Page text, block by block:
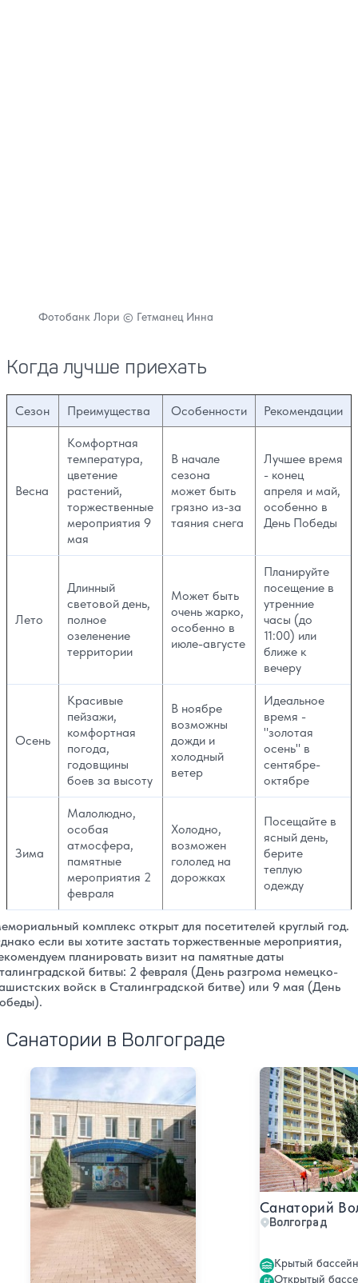
Фотобанк Лори © Гетманец Инна
Когда лучше приехать
Сезон Преимущества Особенности Рекомендации
Весна
Комфортная
температура,
цветение
растений,
торжественные
мероприятия 9
мая
В начале
сезона
может быть
грязно из-за
таяния снега
Лучшее время
- конец
апреля и май,
особенно в
День Победы
Лето
Длинный
световой день,
полное
озеленение
территории
Может быть
очень жарко,
особенно в
июле-августе
Планируйте
посещение в
утренние
часы (до
11:00) или
ближе к
вечеру
Осень
Красивые
пейзажи,
комфортная
погода,
годовщины
боев за высоту
В ноябре
возможны
дожди и
холодный
ветер
Идеальное
время -
"золотая
осень" в
сентябре-
октябре
Зима
Малолюдно,
особая
атмосфера,
памятные
мероприятия 2
февраля
Холодно,
возможен
гололед на
дорожках
Посещайте в
ясный день,
берите
теплую
одежду
комплекс открыт для посетителей круглый год.
если вы хотите застать торжественные мероприятия,
планировать визит на памятные даты
битвы: 2 февраля (День разгрома немецко-
войск в Сталинградской битве) или 9 мая (День
Санатории в Волгограде
Санаторий Волгоградский областной детский
Санаторий
Волгоград
Крытый бассейн
Открытый
Санаторий